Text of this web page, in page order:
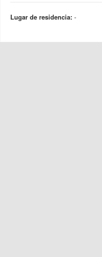
Lugar de residencia: -